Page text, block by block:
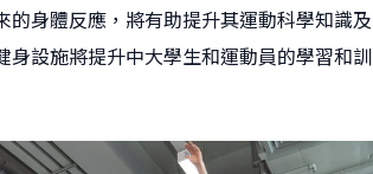
的身體反應，將有助提升其運動科學知識及
身設施將提升中大學生和運動員的學習和訓